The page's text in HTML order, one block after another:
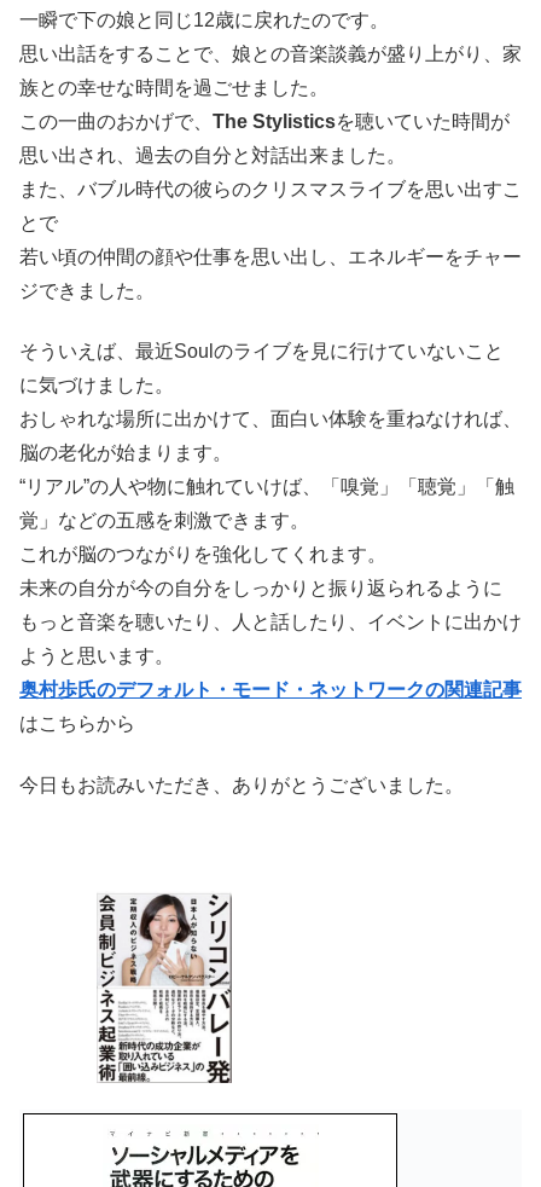
一瞬で下の娘と同じ12歳に戻れたのです。
思い出話をすることで、娘との音楽談義が盛り上がり、家
族との幸せな時間を過ごせました。
この一曲のおかげで、 The Stylisticsを聴いていた時間が
思い出され、過去の自分と対話出来ました。
また、バブル時代の彼らのクリスマスライブを思い出すこ
とで
若い頃の仲間の顔や仕事を思い出し、エネルギーをチャー
ジできました。
そういえば、最近Soulのライブを見に行けていないこと
に気づけました。
おしゃれな場所に出かけて、面白い体験を重ねなければ、
脳の老化が始まります。
“リアル”の人や物に触れていけば、「嗅覚」「聴覚」「 触
覚」などの五感を刺激できます。
これが脳のつながりを強化してくれます。
未来の自分が今の自分をしっかりと振り返られるように
もっと音楽を聴いたり、人と話したり、イベントに出かけ
ようと思います。
奥村歩氏のデフォルト・モード・ネットワークの関連記事
はこちらから
今日もお読みいただき、ありがとうございました。